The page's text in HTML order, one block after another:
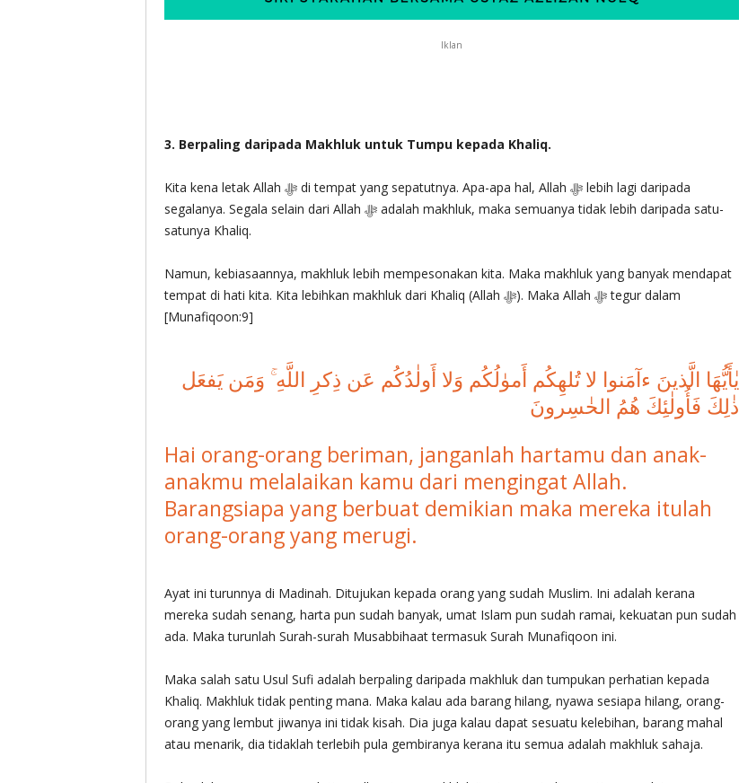
Iklan
3. Berpaling daripada Makhluk untuk Tumpu kepada Khaliq.
Kita kena letak Allah ‎ﷻ di tempat yang sepatutnya. Apa-apa hal, Allah ‎ﷻ lebih lagi daripada
segalanya. Segala selain dari Allah ‎ﷻ adalah makhluk, maka semuanya tidak lebih daripada satu-
satunya Khaliq.
Namun, kebiasaannya, makhluk lebih mempesonakan kita. Maka makhluk yang banyak mendapat
tempat di hati kita. Kita lebihkan makhluk dari Khaliq (Allah ‎ﷻ). Maka Allah ‎ﷻ tegur dalam
[Munafiqoon:9]
يٰأَيُّهَا الَّذينَ ءآمَنوا لا تُلهِكُم أَموٰلُكُم وَلا أَولٰدُكُم عَن ذِكرِ اللَّهِ ۚ وَمَن يَفعَل
ذٰلِكَ فَأُولٰئِكَ هُمُ الخٰسِرونَ
Hai orang-orang beriman, janganlah hartamu dan anak-
anakmu melalaikan kamu dari mengingat Allah.
Barangsiapa yang berbuat demikian maka mereka itulah
orang-orang yang merugi.
Ayat ini turunnya di Madinah. Ditujukan kepada orang yang sudah Muslim. Ini adalah kerana
mereka sudah senang, harta pun sudah banyak, umat Islam pun sudah ramai, kekuatan pun sudah
ada. Maka turunlah Surah-surah Musabbihaat termasuk Surah Munafiqoon ini.
Maka salah satu Usul Sufi adalah berpaling daripada makhluk dan tumpukan perhatian kepada
Khaliq. Makhluk tidak penting mana. Maka kalau ada barang hilang, nyawa sesiapa hilang, orang-
orang yang lembut jiwanya ini tidak kisah. Dia juga kalau dapat sesuatu kelebihan, barang mahal
atau menarik, dia tidaklah terlebih pula gembiranya kerana itu semua adalah makhluk sahaja.